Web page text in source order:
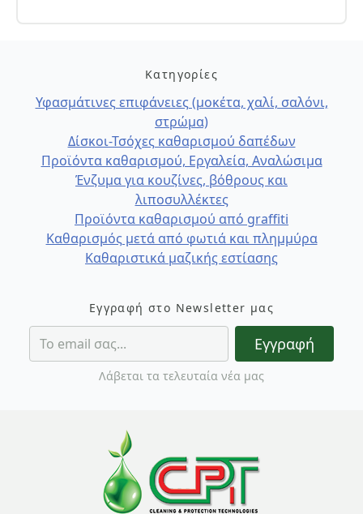
Κατηγορίες
Υφασμάτινες επιφάνειες (μοκέτα, χαλί, σαλόνι,
στρώμα)
Δίσκοι-Τσόχες καθαρισμού δαπέδων
Προϊόντα καθαρισμού, Εργαλεία, Αναλώσιμα
Ένζυμα για κουζίνες, βόθρους και
λιποσυλλέκτες
Προϊόντα καθαρισμού από graffiti
Καθαρισμός μετά από φωτιά και πλημμύρα
Καθαριστικά μαζικής εστίασης
Εγγραφή στο Newsletter μας
Εγγραφή
Λάβεται τα τελευταία νέα μας